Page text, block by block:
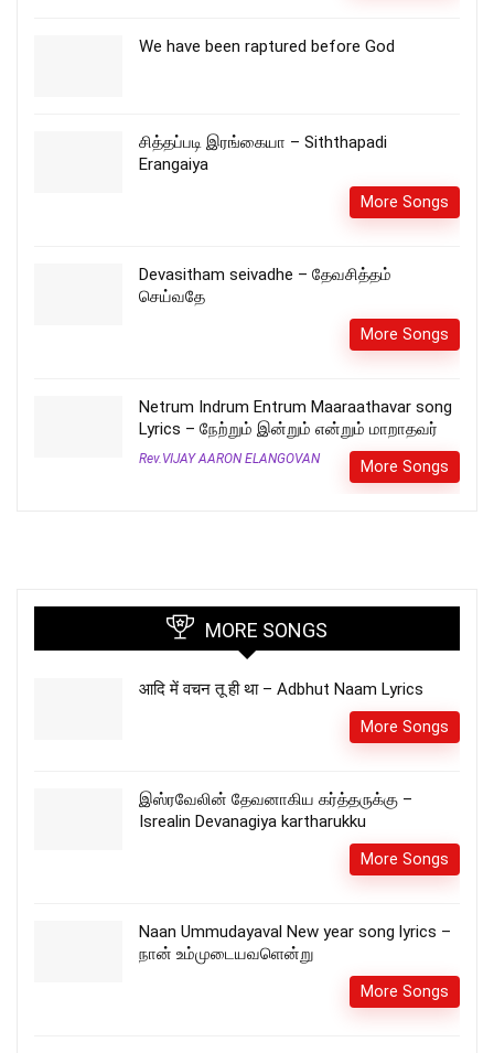
We have been raptured before God
சித்தப்படி இரங்கையா – Siththapadi
Erangaiya
More Songs
Devasitham seivadhe – தேவசித்தம்
செய்வதே
More Songs
Netrum Indrum Entrum Maaraathavar song
Lyrics – நேற்றும் இன்றும் என்றும் மாறாதவர்
Rev.VIJAY AARON ELANGOVAN More Songs
MORE SONGS
आदि में वचन तू ही था – Adbhut Naam Lyrics
More Songs
இஸ்ரவேலின் தேவனாகிய கர்த்தருக்கு –
Isrealin Devanagiya kartharukku
More Songs
Naan Ummudayaval New year song lyrics –
நான் உம்முடையவளென்று
More Songs